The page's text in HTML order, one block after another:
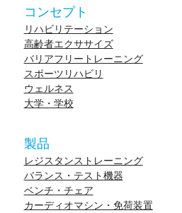
コンセプト
リハビリテーション
高齢者エクササイズ
バリアフリートレーニング
スポーツリハビリ
ウェルネス
大学・学校
製品
レジスタンストレーニング
バランス・テスト機器
ベンチ・チェア
カーディオマシン・免荷装置